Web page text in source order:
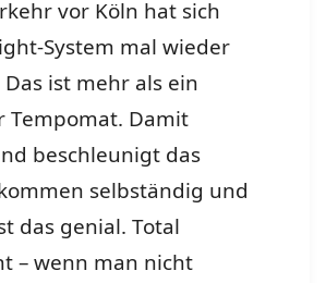
vor Köln hat sich
System mal wieder
ist mehr als ein
Tempomat. Damit
beschleunigt das
selbständig und
das genial. Total
– wenn man nicht